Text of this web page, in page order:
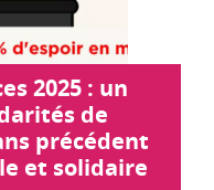
2025 : un
de
précédent
et solidaire